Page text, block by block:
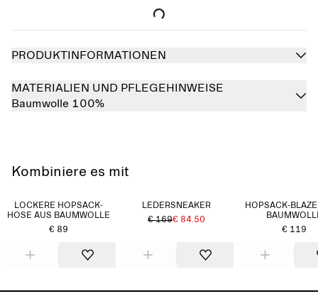
PRODUKTINFORMATIONEN
MATERIALIEN UND PFLEGEHINWEISE
Baumwolle 100%
Kombiniere es mit
LOCKERE HOPSACK-
HOSE AUS BAUMWOLLE
€ 89
LEDERSNEAKER
€ 169€ 84.50
HOPSACK-
€ 119